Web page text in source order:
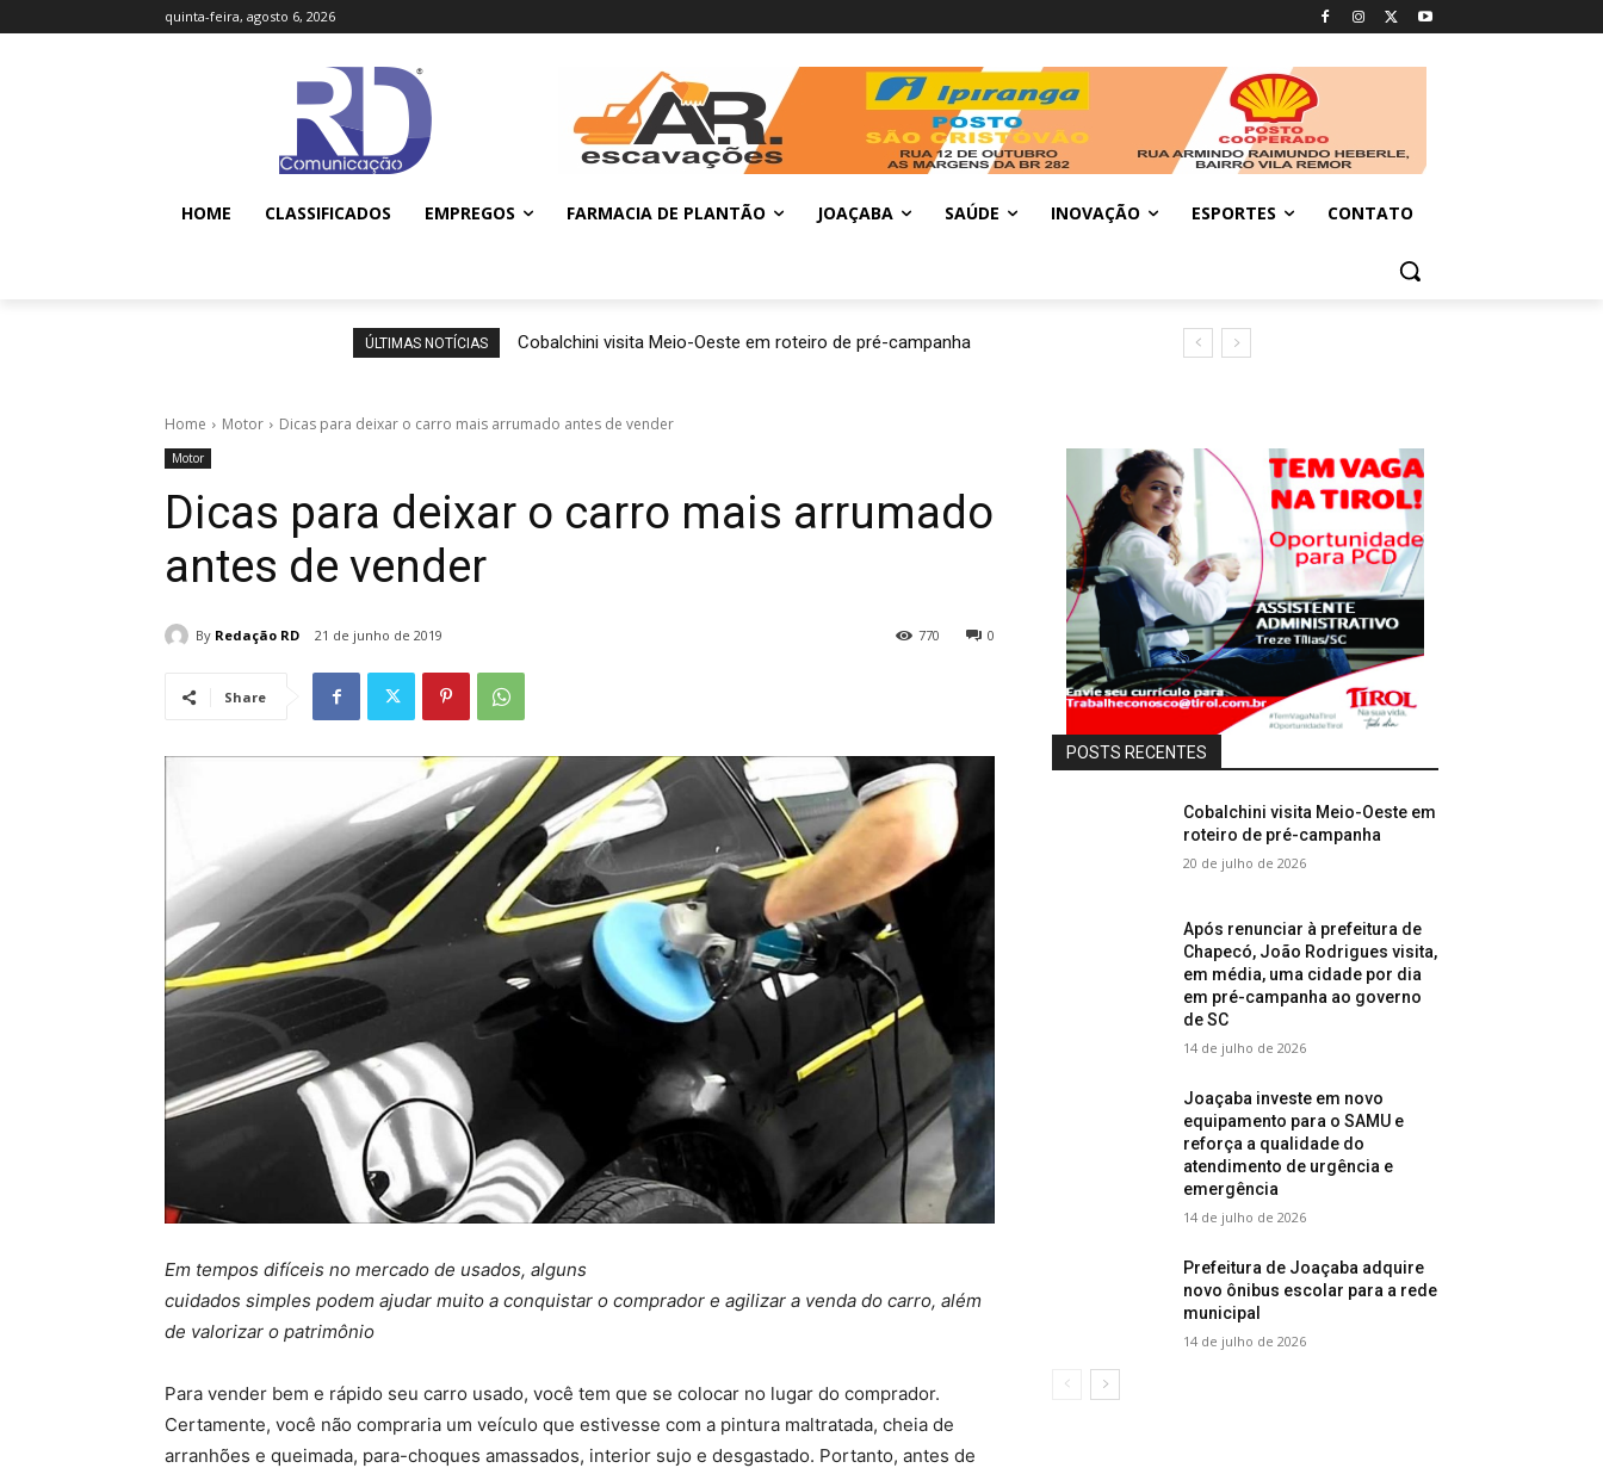
quinta-feira, agosto 6, 2026
HOME CLASSIFICADOS EMPREGOS FARMACIA DE PLANTÃO JOAÇABA SAÚDE INOVAÇÃO ESPORTES CONTATO
ÚLTIMAS NOTÍCIAS Cobalchini visita Meio-Oeste em roteiro de pré-campanha
Home Motor Dicas para deixar o carro mais arrumado antes de vender
Motor
Dicas para deixar o carro mais arrumado
antes de vender
By Redação RD 21 de junho de 2019 0
770
Share
Em tempos difíceis no mercado de usados, alguns
cuidados simples podem ajudar muito a conquistar o comprador e agilizar a venda do carro, além
de valorizar o patrimônio
Para vender bem e rápido seu carro usado, você tem que se colocar no lugar do comprador.
Certamente, você não compraria um veículo que estivesse com a pintura maltratada, cheia de
arranhões e queimada, para-choques amassados, interior sujo e desgastado. Portanto, antes de
POSTS RECENTES
Cobalchini visita Meio-Oeste em
roteiro de pré-campanha
20 de julho de 2026
Após renunciar à prefeitura de
Chapecó, João Rodrigues visita,
em média, uma cidade por dia
em pré-campanha ao governo
de SC
14 de julho de 2026
Joaçaba investe em novo
equipamento para o SAMU e
reforça a qualidade do
atendimento de urgência e
emergência
14 de julho de 2026
Prefeitura de Joaçaba adquire
novo ônibus escolar para a rede
municipal
14 de julho de 2026